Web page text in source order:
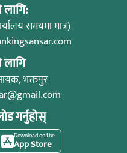
लागि:
समयमा मात्र)
लागि
भक्तपुर
गर्नुहोस्
Download on the
App Store